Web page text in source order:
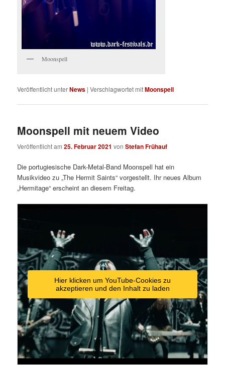
Moonspell
Veröffentlicht unterNews |Verschlagwortet mitMoonspell
Moonspell mit neuem Video
Veröffentlicht am25. Februar 2021 vonStefan Frühauf
Die portugiesische Dark-Metal-Band Moonspell hat ein
Musikvideo zu „The Hermit Saints“ vorgestellt. Ihr neues Album
„Hermitage“ erscheint an diesem Freitag.
Hier klicken um YouTube-Cookies zu
akzeptieren und den Inhalt zu laden